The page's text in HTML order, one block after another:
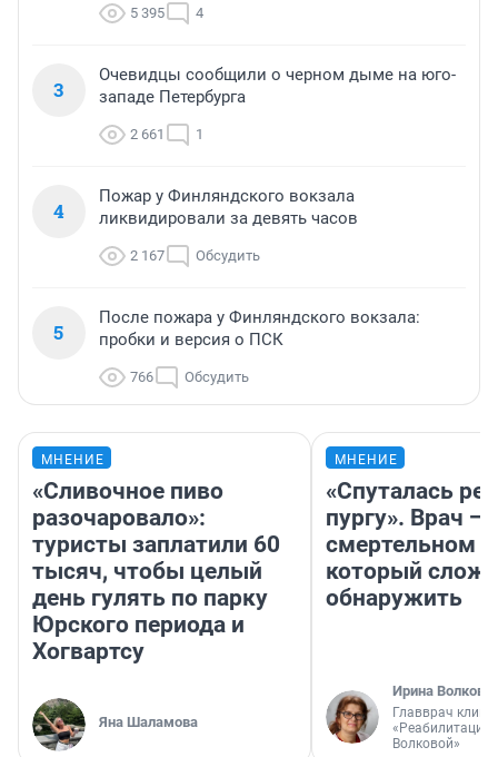
5 395 4
3
Очевидцы сообщили о черном дыме на юго-
западе Петербурга
2 661 1
4
Пожар у Финляндского вокзала
ликвидировали за девять часов
2 167 Обсудить
5
После пожара у Финляндского вокзала:
пробки и версия о ПСК
766 Обсудить
МНЕНИЕ
«Сливочное пиво
разочаровало»:
туристы заплатили 60
тысяч, чтобы целый
день гулять по парку
Юрского периода и
Хогвартсу
Яна Шаламова
МНЕНИЕ
«Спуталась
пургу». Врач —
смертельном
который
обнаружить
Ирина Волкова
Главврач
«Реабилитация
Волковой»